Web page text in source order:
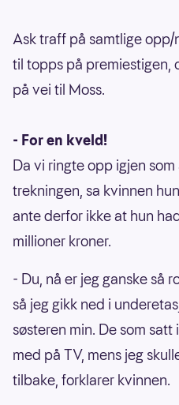
Ask traff på samtlige
til topps på
på vei til Moss.
- For en kveld!
Da vi ringte opp igjen
trekningen, sa kvinnen
ante derfor ikke at hun
millioner kroner.
- Du, nå er jeg ganske så
så jeg gikk ned i
søsteren min. De som
med på TV, mens jeg
tilbake, forklarer kvinnen.